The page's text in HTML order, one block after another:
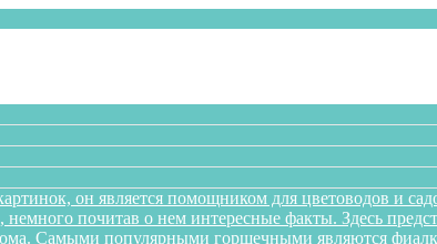
он является помощником для цветоводов и
почитав о нем интересные факты. Здесь
Самыми популярными горшечными являются